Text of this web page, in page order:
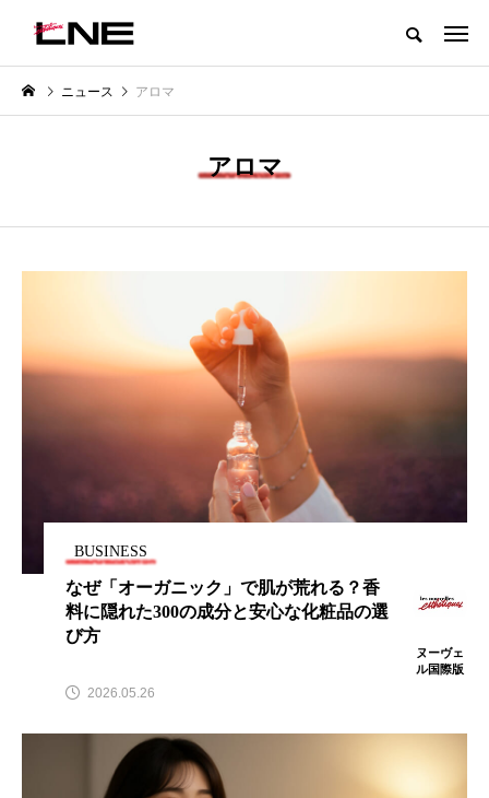
グローバルビューティ＆ヘルスケアビジネス誌
NEW POST カテゴリー毎の最新記事
SNSの「加工顔」と美容医療｜AI
BUSINESS
パーフェクト社の「AI美容」事
例｜「死の谷」克服と酷暑を商
に変えるB2B SaaSモデル
2026.08.04
FEATURED 注目の企画
BeautyTech
ニュース アロマ
アロマ
BUSINESS
なぜ「オーガニック」で肌が荒れる？香
料に隠れた300の成分と安心な化粧品の選
び方
ヌーヴェ
ル国際版
2026.05.26